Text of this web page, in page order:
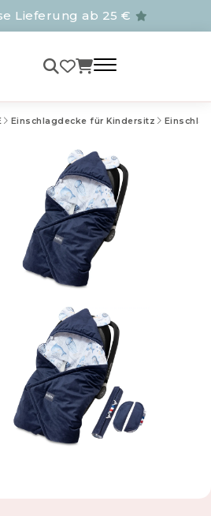
Lieferung ab 25 €
Einschlagdecke für Kindersitz